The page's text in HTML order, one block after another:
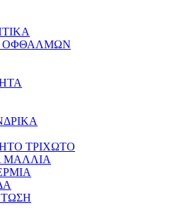
ΟΦΘΑΛΜΩΝ
ΤΡΙΧΩΤΟ
ΜΑΛΛΙΑ